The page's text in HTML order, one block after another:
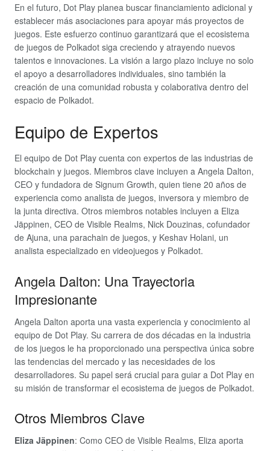
En el futuro, Dot Play planea buscar financiamiento adicional y
establecer más asociaciones para apoyar más proyectos de
juegos. Este esfuerzo continuo garantizará que el ecosistema
de juegos de Polkadot siga creciendo y atrayendo nuevos
talentos e innovaciones. La visión a largo plazo incluye no solo
el apoyo a desarrolladores individuales, sino también la
creación de una comunidad robusta y colaborativa dentro del
espacio de Polkadot.
Equipo de Expertos
El equipo de Dot Play cuenta con expertos de las industrias de
blockchain y juegos. Miembros clave incluyen a Angela Dalton,
CEO y fundadora de Signum Growth, quien tiene 20 años de
experiencia como analista de juegos, inversora y miembro de
la junta directiva. Otros miembros notables incluyen a Eliza
Jäppinen, CEO de Visible Realms, Nick Douzinas, cofundador
de Ajuna, una parachain de juegos, y Keshav Holani, un
analista especializado en videojuegos y Polkadot.
Angela Dalton: Una Trayectoria
Impresionante
Angela Dalton aporta una vasta experiencia y conocimiento al
equipo de Dot Play. Su carrera de dos décadas en la industria
de los juegos le ha proporcionado una perspectiva única sobre
las tendencias del mercado y las necesidades de los
desarrolladores. Su papel será crucial para guiar a Dot Play en
su misión de transformar el ecosistema de juegos de Polkadot.
Otros Miembros Clave
Eliza Jäppinen: Como CEO de Visible Realms, Eliza aporta